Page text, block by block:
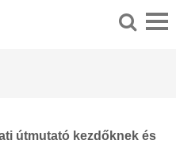
útmutató kezdőknek és